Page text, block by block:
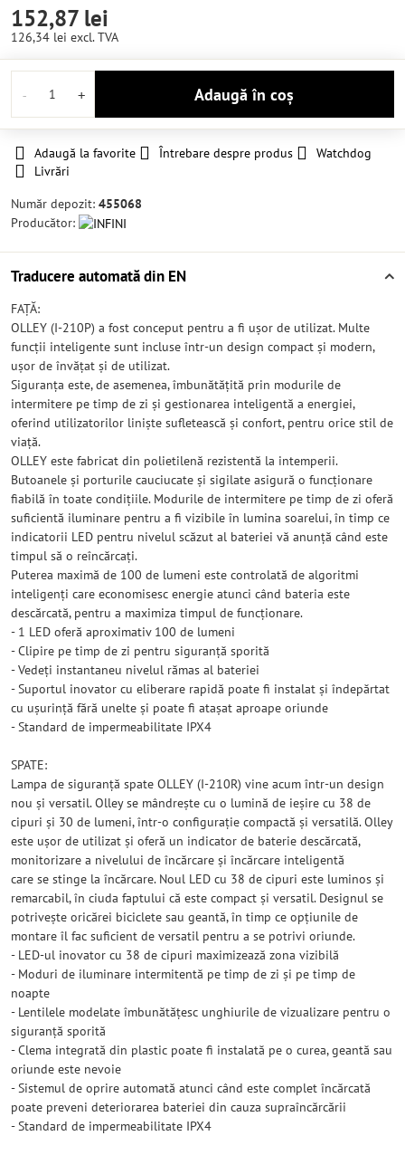
152,87 lei
126,34 lei excl. TVA
Adaugă în coș
Adaugă la favorite Întrebare despre produs
Watchdog
Livrări
Număr depozit: 455068
Producător:
Traducere automată din EN
FAȚĂ:
OLLEY (I-210P) a fost conceput pentru a fi ușor de utilizat. Multe
funcții inteligente sunt incluse într-un design compact și modern,
ușor de învățat și de utilizat.
Siguranța este, de asemenea, îmbunătățită prin modurile de
intermitere pe timp de zi și gestionarea inteligentă a energiei,
oferind utilizatorilor liniște sufletească și confort, pentru orice stil de
viață.
OLLEY este fabricat din polietilenă rezistentă la intemperii.
Butoanele și porturile cauciucate și sigilate asigură o funcționare
fiabilă în toate condițiile. Modurile de intermitere pe timp de zi oferă
suficientă iluminare pentru a fi vizibile în lumina soarelui, în timp ce
indicatorii LED pentru nivelul scăzut al bateriei vă anunță când este
timpul să o reîncărcați.
Puterea maximă de 100 de lumeni este controlată de algoritmi
inteligenți care economisesc energie atunci când bateria este
descărcată, pentru a maximiza timpul de funcționare.
- 1 LED oferă aproximativ 100 de lumeni
- Clipire pe timp de zi pentru siguranță sporită
- Vedeți instantaneu nivelul rămas al bateriei
- Suportul inovator cu eliberare rapidă poate fi instalat și îndepărtat
cu ușurință fără unelte și poate fi atașat aproape oriunde
- Standard de impermeabilitate IPX4
SPATE:
Lampa de siguranță spate OLLEY (I-210R) vine acum într-un design
nou și versatil. Olley se mândrește cu o lumină de ieșire cu 38 de
cipuri și 30 de lumeni, într-o configurație compactă și versatilă. Olley
este ușor de utilizat și oferă un indicator de baterie descărcată,
monitorizare a nivelului de încărcare și încărcare inteligentă
care se stinge la încărcare. Noul LED cu 38 de cipuri este luminos și
remarcabil, în ciuda faptului că este compact și versatil. Designul se
potrivește oricărei biciclete sau geantă, în timp ce opțiunile de
montare îl fac suficient de versatil pentru a se potrivi oriunde.
- LED-ul inovator cu 38 de cipuri maximizează zona vizibilă
- Moduri de iluminare intermitentă pe timp de zi și pe timp de
noapte
- Lentilele modelate îmbunătățesc unghiurile de vizualizare pentru o
siguranță sporită
- Clema integrată din plastic poate fi instalată pe o curea, geantă sau
oriunde este nevoie
- Sistemul de oprire automată atunci când este complet încărcată
poate preveni deteriorarea bateriei din cauza supraîncărcării
- Standard de impermeabilitate IPX4